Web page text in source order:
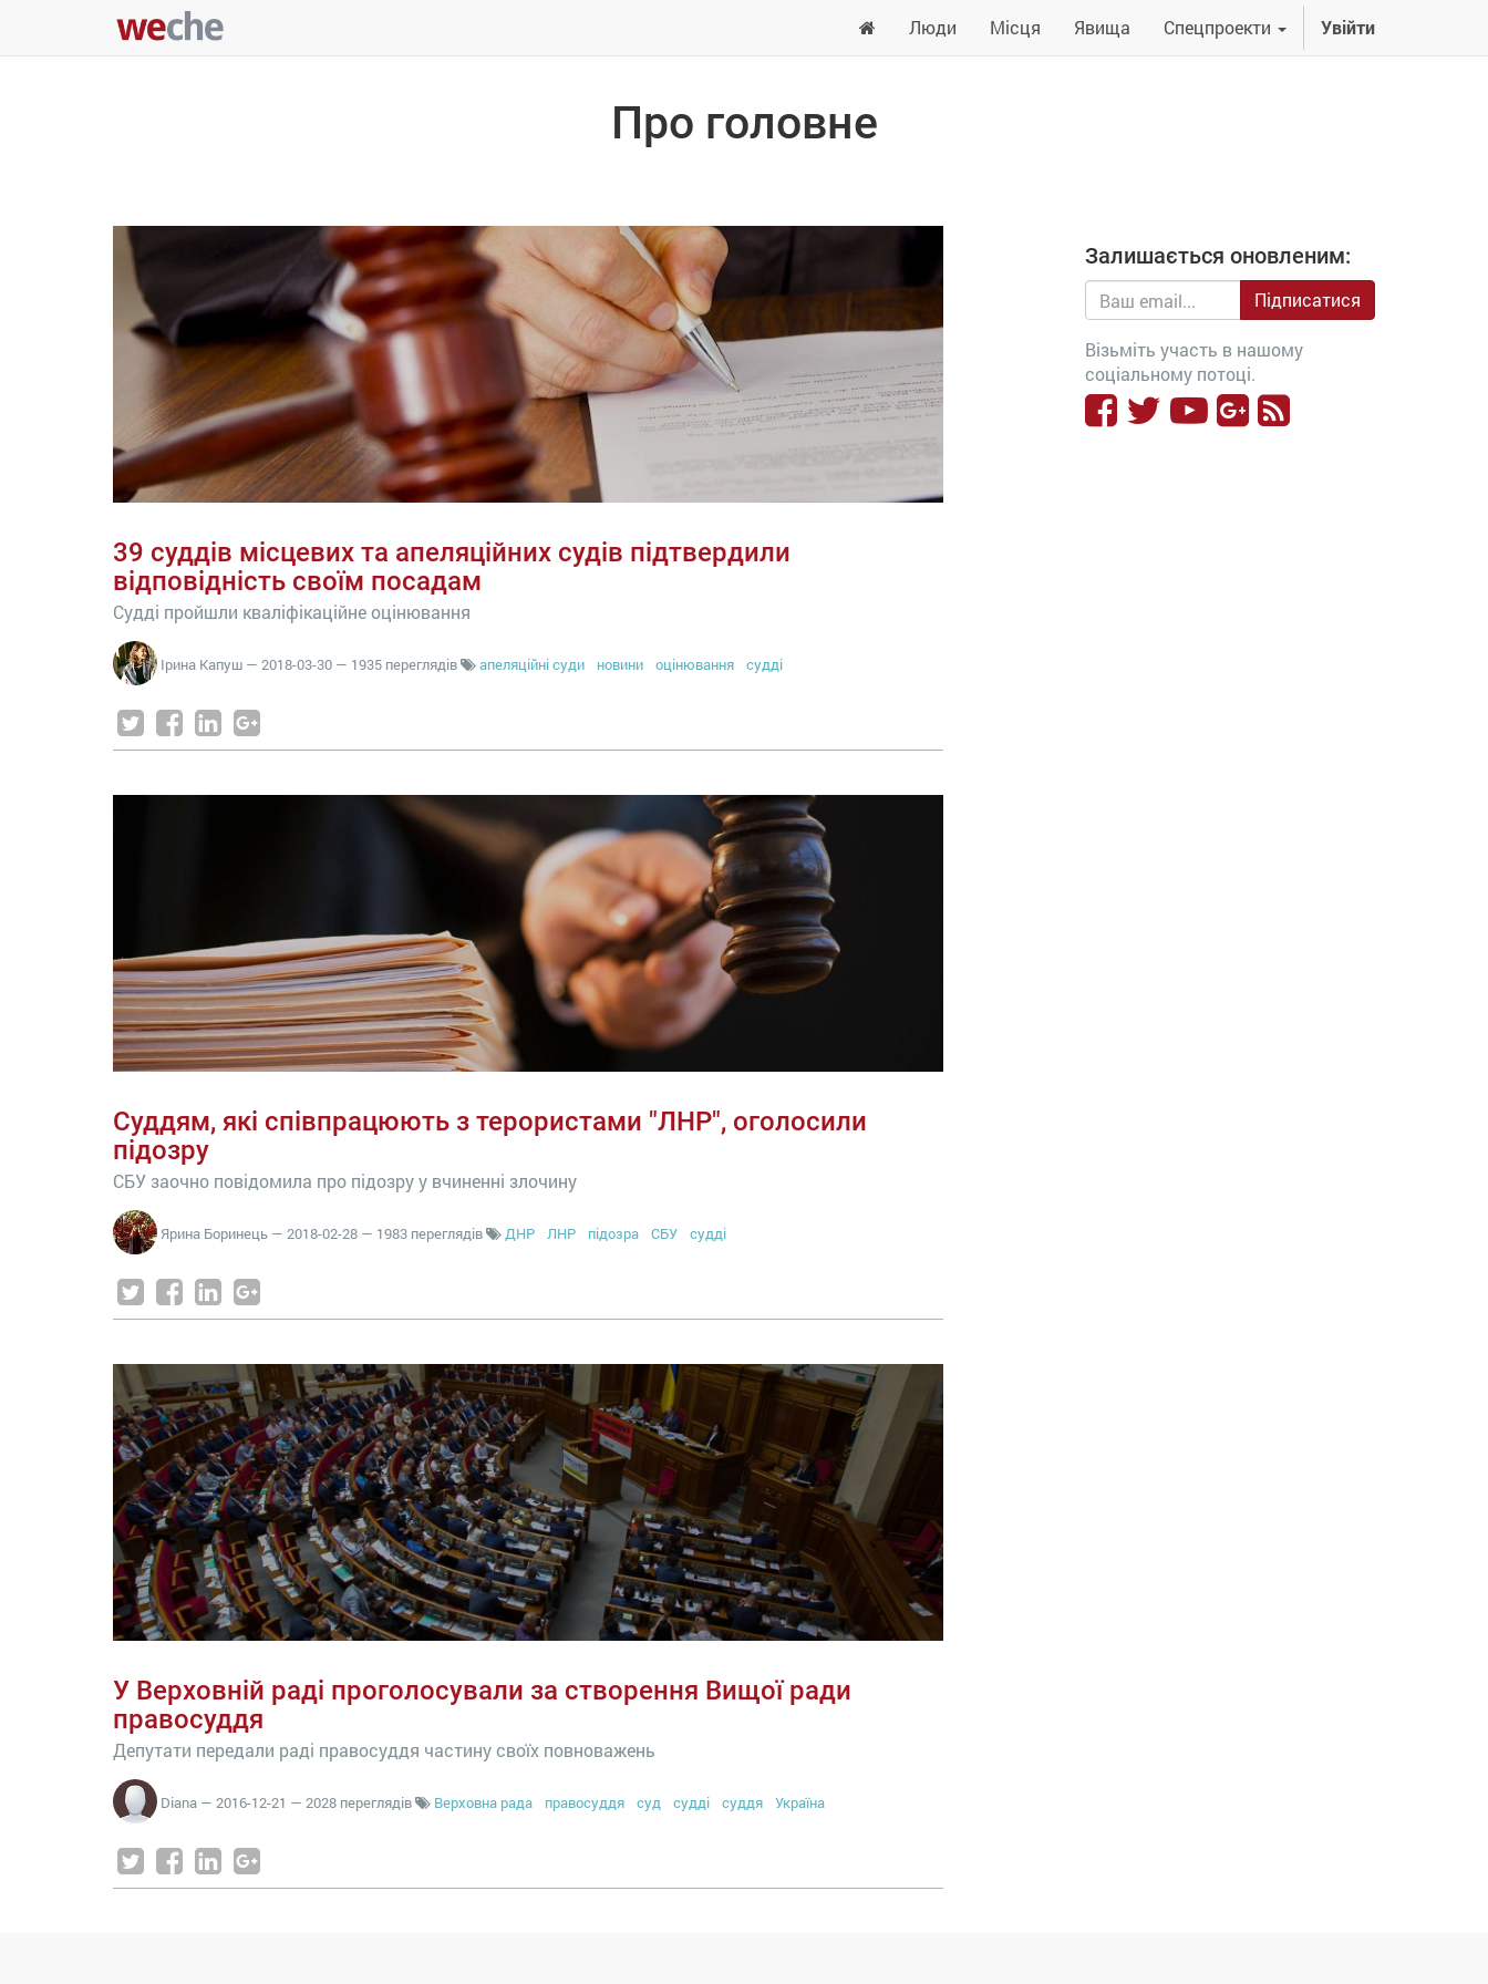
Люди Місця Явища Спецпроекти Увійти
Про головне
39 суддів місцевих та апеляційних судів підтвердили
відповідність своїм посадам
Судді пройшли кваліфікаційне оцінювання
Ірина Капуш — 2018-03-30 — 1935 переглядів апеляційні суди новини оцінювання судді
Суддям, які співпрацюють з терористами "ЛНР", оголосили
підозру
СБУ заочно повідомила про підозру у вчиненні злочину
Ярина Боринець — 2018-02-28 — 1983 переглядів ДНР ЛНР підозра СБУ судді
У Верховній раді проголосували за створення Вищої ради
правосуддя
Депутати передали раді правосуддя частину своїх повноважень
Diana — 2016-12-21 — 2028 переглядів Верховна рада правосуддя суд судді суддя Україна
Залишається оновленим:
Підписатися
Візьміть участь в нашому
соціальному потоці.